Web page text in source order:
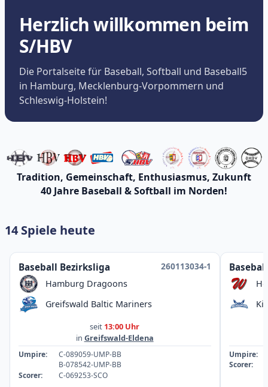
Herzlich willkommen beim
S/HBV
Die Portalseite für Baseball, Softball und Baseball5
in Hamburg, Mecklenburg-Vorpommern und
Schleswig-Holstein!
Tradition, Gemeinschaft, Enthusiasmus, Zukunft
40 Jahre Baseball & Softball im Norden!
14 Spiele heute
Baseball Bezirksliga
260113034-1
Hamburg Dragoons
Greifswald Baltic Mariners
seit 13:00 Uhr
in Greifswald-Eldena
Umpire:
C-089059-UMP-BB
B-078542-UMP-BB
Scorer:
C-069253-SCO
Umpire:
Scorer: